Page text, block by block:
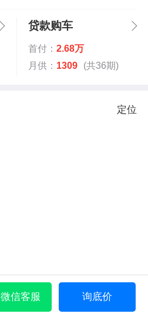
贷款购车
首付： 2.68万
月供： 1309 (共36期)
定位
微信客服 询底价